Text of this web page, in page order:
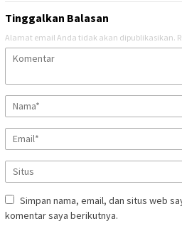
Tinggalkan Balasan
Alamat email Anda tidak akan dipublikasikan.
Simpan nama, email, dan situs web
komentar saya berikutnya.